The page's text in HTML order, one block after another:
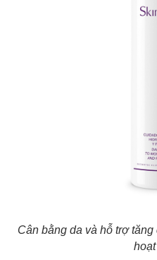
Cân bằng da và hỗ trợ